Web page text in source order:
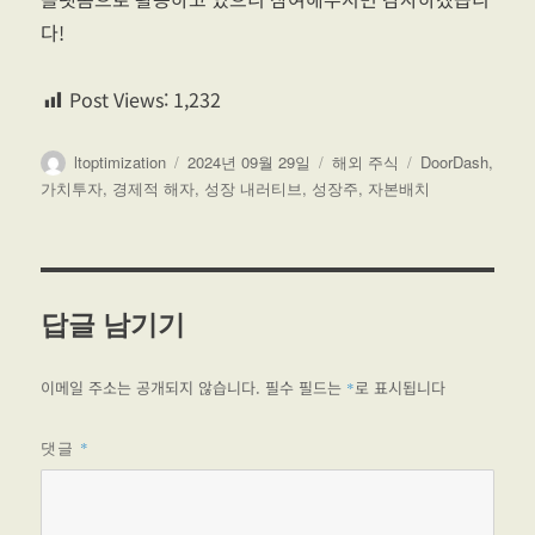
다!
Post Views: 1,232
글
쓴
ltoptimization
작
성
2024년 09월 29일
카
테
해외 주식
태
그
DoorDash,
가치투자, 경제적 해자, 성장 내러티브, 성장주, 자본배치
답글 남기기
이메일 주소는 공개되지 않습니다. 필수 필드는 *로 표시됩니다
댓글 *